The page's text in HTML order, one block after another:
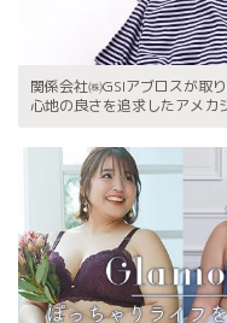
関係会社㈱GSIアブロスが取
心地の良さを追求したアメカ